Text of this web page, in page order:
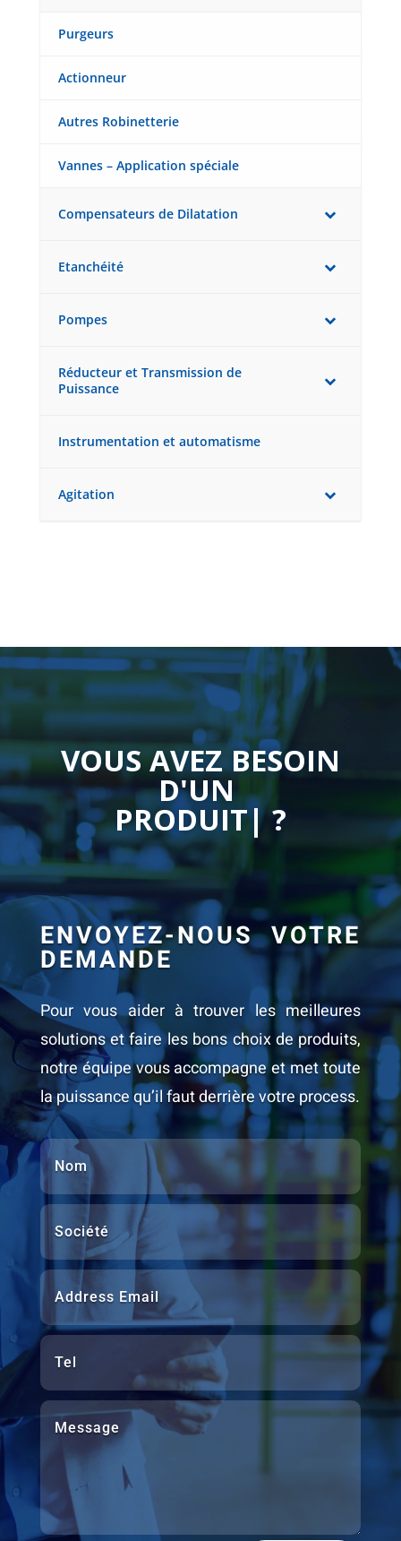
Purgeurs
Actionneur
Autres Robinetterie
Vannes – Application spéciale
Compensateurs de Dilatation
Etanchéité
Pompes
Réducteur et Transmission de
Puissance
Instrumentation et automatisme
Agitation
VOUS AVEZ BESOIN
D'UN
CO|?
ENVOYEZ-NOUS VOTRE
DEMANDE
Pour vous aider à trouver les meilleures
solutions et faire les bons choix de produits,
notre équipe vous accompagne et met toute
la puissance qu’il faut derrière votre process.